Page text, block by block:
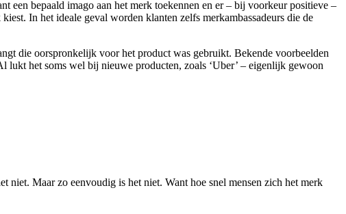
een bepaald imago aan het merk toekennen en er – bij voorkeur positieve –
In het ideale geval worden klanten zelfs merkambassadeurs die de
die oorspronkelijk voor het product was gebruikt. Bekende voorbeelden
lukt het soms wel bij nieuwe producten, zoals ‘Uber’ – eigenlijk gewoon
niet. Maar zo eenvoudig is het niet. Want hoe snel mensen zich het merk